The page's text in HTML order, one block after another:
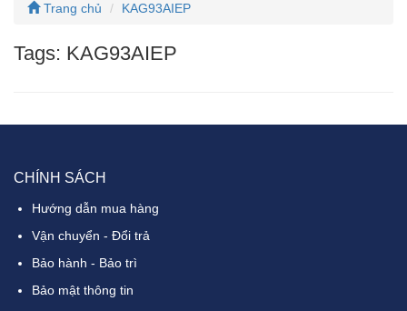
Trang chủ KAG93AIEP
Tags: KAG93AIEP
CHÍNH SÁCH
Hướng dẫn mua hàng
Vận chuyển - Đổi trả
Bảo hành - Bảo trì
Bảo mật thông tin